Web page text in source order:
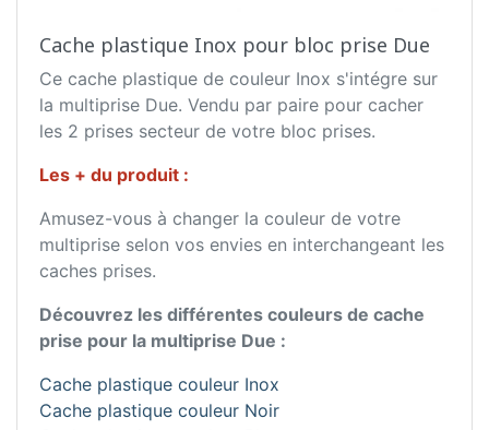
Cache plastique Inox pour bloc prise Due
Ce cache plastique de couleur Inox s'intégre sur
la multiprise Due. Vendu par paire pour cacher
les 2 prises secteur de votre bloc prises.
Les + du produit :
Amusez-vous à changer la couleur de votre
multiprise selon vos envies en interchangeant les
caches prises.
Découvrez les différentes couleurs de cache
prise pour la multiprise Due :
Cache plastique couleur Inox
Cache plastique couleur Noir